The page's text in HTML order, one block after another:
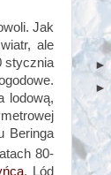
Jak
ale
stycznia
lodową,
Beringa
80-
. Lód
►
►